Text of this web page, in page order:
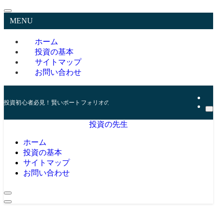
MENU
ホーム
投資の基本
サイトマップ
お問い合わせ
投資初心者必見！賢いポートフォリオの組み方とリスク管理の秘訣
投資の先生
ホーム
投資の基本
サイトマップ
お問い合わせ